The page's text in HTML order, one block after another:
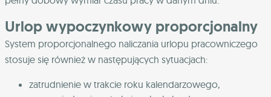
Urlop wypoczynkowy proporcjonalny
System proporcjonalnego naliczania urlopu pracowniczego
stosuje się również w następujących sytuacjach:
zatrudnienie w trakcie roku kalendarzowego,